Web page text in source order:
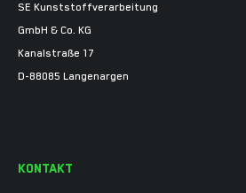
SE Kunststoffverarbeitung
GmbH & Co. KG
Kanalstraße 17
D-88085 Langenargen
KONTAKT